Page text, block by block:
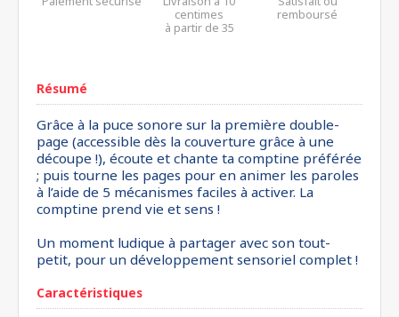
centimes
à partir de 35
remboursé
Résumé
Grâce à la puce sonore sur la première double-
page (accessible dès la couverture grâce à une
découpe !), écoute et chante ta comptine préférée
; puis tourne les pages pour en animer les paroles
à l’aide de 5 mécanismes faciles à activer. La
comptine prend vie et sens !
Un moment ludique à partager avec son tout-
petit, pour un développement sensoriel complet !
Caractéristiques